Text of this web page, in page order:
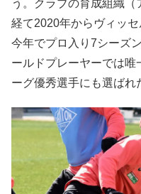
う。クラブの育成組織
経て2020年からヴィッセ
今年でプロ入り7シーズ
ールドプレーヤーでは唯
ーグ優秀選手にも選ばれ